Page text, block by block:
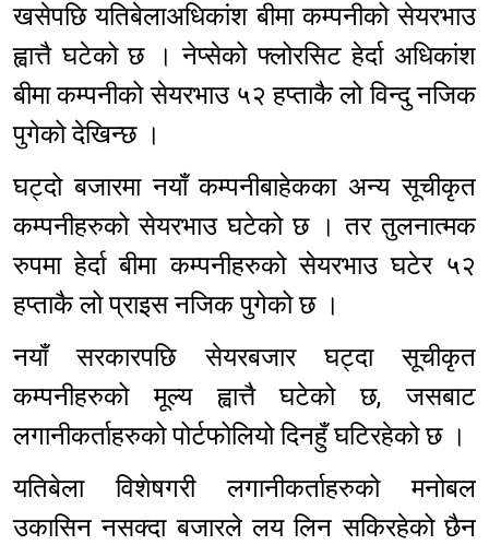
खसेपछि यतिबेलाअधिकांश बीमा कम्पनीको सेयरभाउ
ह्वात्तै घटेको छ । नेप्सेको फ्लोरसिट हेर्दा अधिकांश
बीमा कम्पनीको सेयरभाउ ५२ हप्ताकै लो विन्दु नजिक
पुगेको देखिन्छ ।
घट्दो बजारमा नयाँ कम्पनीबाहेकका अन्य सूचीकृत
कम्पनीहरुको सेयरभाउ घटेको छ । तर तुलनात्मक
रुपमा हेर्दा बीमा कम्पनीहरुको सेयरभाउ घटेर ५२
हप्ताकै लो प्राइस नजिक पुगेको छ ।
नयाँ सरकारपछि सेयरबजार घट्दा सूचीकृत
कम्पनीहरुको मूल्य ह्वात्तै घटेको छ, जसबाट
लगानीकर्ताहरुको पोर्टफोलियो दिनहुँ घटिरहेको छ ।
यतिबेला विशेषगरी लगानीकर्ताहरुको मनोबल
उकासिन नसक्दा बजारले लय लिन सकिरहेको छैन